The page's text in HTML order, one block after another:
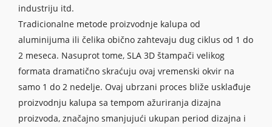
industriju itd.
Tradicionalne metode proizvodnje kalupa od
aluminijuma ili čelika obično zahtevaju dug ciklus od 1 do
2 meseca. Nasuprot tome, SLA 3D štampači velikog
formata dramatično skraćuju ovaj vremenski okvir na
samo 1 do 2 nedelje. Ovaj ubrzani proces bliže usklađuje
proizvodnju kalupa sa tempom ažuriranja dizajna
proizvoda, značajno smanjujući ukupan period dizajna i